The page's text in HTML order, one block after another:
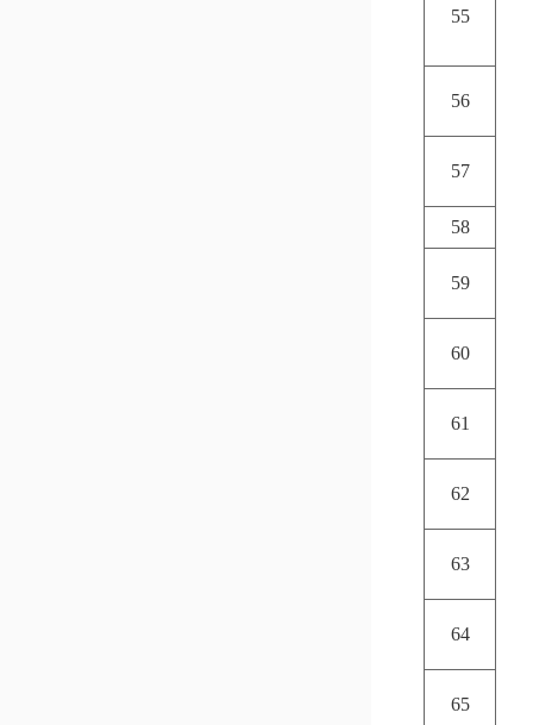
55
56
57
58
59
60
61
62
63
64
65